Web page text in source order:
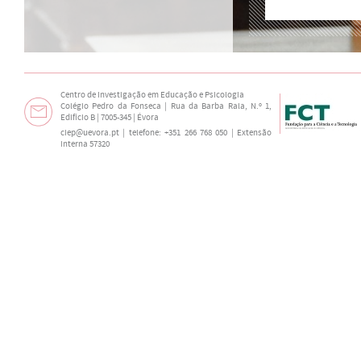
Centro de Investigação em Educação e Psicologia
Colégio Pedro da Fonseca | Rua da Barba Rala, N.º 1,
Edifício B | 7005-345 | Évora
ciep@uevora.pt | telefone: +351 266 768 050 | Extensão
interna 57320